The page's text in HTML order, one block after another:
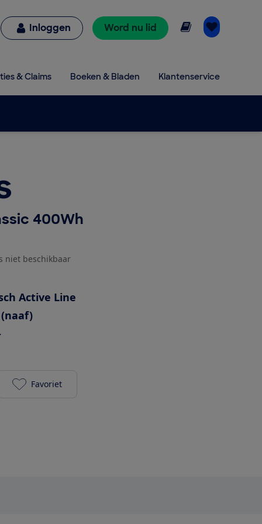
Inloggen Word nu lid Online lezen
& Claims Boeken & Bladen Klantenservice
400Wh
niet beschikbaar
Active Line
Batavus Dinsdag E-go Classic 400Wh toevoegen
Favoriet